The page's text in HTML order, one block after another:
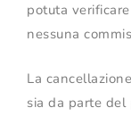
potuta
nessuna
La
sia da parte del